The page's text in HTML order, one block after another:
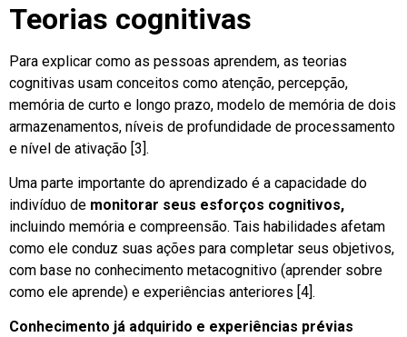
Teorias cognitivas
Para explicar como as pessoas aprendem, as teorias
cognitivas usam conceitos como atenção, percepção,
memória de curto e longo prazo, modelo de memória de dois
armazenamentos, níveis de profundidade de processamento
e nível de ativação [3].
Uma parte importante do aprendizado é a capacidade do
indivíduo de monitorar seus esforços cognitivos,
incluindo memória e compreensão. Tais habilidades afetam
como ele conduz suas ações para completar seus objetivos,
com base no conhecimento metacognitivo (aprender sobre
como ele aprende) e experiências anteriores [4].
Conhecimento já adquirido e experiências prévias